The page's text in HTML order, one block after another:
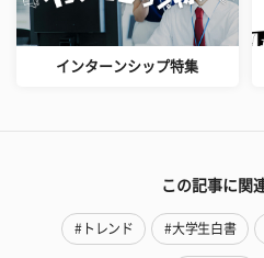
インターンシップ特集
この記事に関
#トレンド #大学生白書